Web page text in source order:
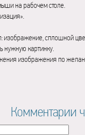
на рабочем столе.
изображение, сплошной
нужную картинку.
изображения по
Комментарии